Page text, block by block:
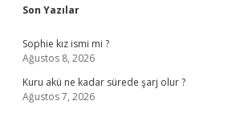
Sidebar
Son Yazılar
Sophie kız ismi mi ?
Ağustos 8, 2026
Kuru akü ne kadar sürede şarj olur ?
Ağustos 7, 2026